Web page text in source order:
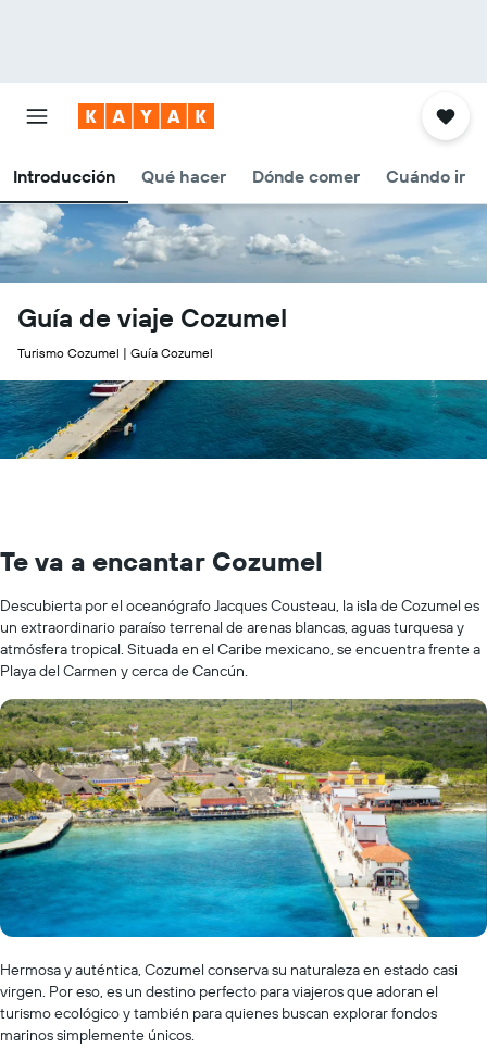
Introducción Qué hacer Dónde comer Cuándo ir
Guía de viaje Cozumel
Turismo Cozumel | Guía Cozumel
Te va a encantar Cozumel
Descubierta por el oceanógrafo Jacques Cousteau, la isla de Cozumel es
un extraordinario paraíso terrenal de arenas blancas, aguas turquesa y
atmósfera tropical. Situada en el Caribe mexicano, se encuentra frente a
Playa del Carmen y cerca de Cancún.
Hermosa y auténtica, Cozumel conserva su naturaleza en estado casi
virgen. Por eso, es un destino perfecto para viajeros que adoran el
turismo ecológico y también para quienes buscan explorar fondos
marinos simplemente únicos.